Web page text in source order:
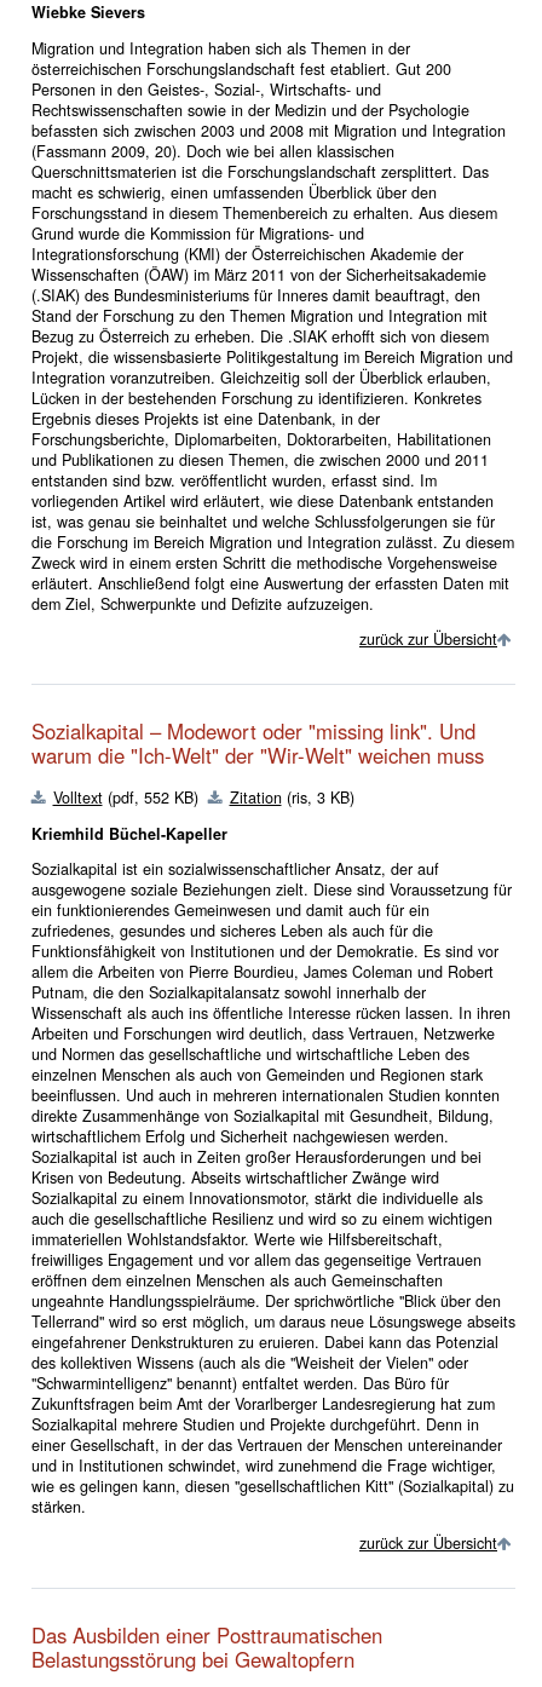
Wiebke Sievers
Migration und Integration haben sich als Themen in der
österreichischen Forschungslandschaft fest etabliert. Gut 200
Personen in den Geistes-, Sozial-, Wirtschafts- und
Rechtswissenschaften sowie in der Medizin und der Psychologie
befassten sich zwischen 2003 und 2008 mit Migration und Integration
(Fassmann 2009, 20). Doch wie bei allen klassischen
Querschnittsmaterien ist die Forschungslandschaft zersplittert. Das
macht es schwierig, einen umfassenden Überblick über den
Forschungsstand in diesem Themenbereich zu erhalten. Aus diesem
Grund wurde die Kommission für Migrations- und
Integrationsforschung (KMI) der Österreichischen Akademie der
Wissenschaften (ÖAW) im März 2011 von der Sicherheitsakademie
(.SIAK) des Bundesministeriums für Inneres damit beauftragt, den
Stand der Forschung zu den Themen Migration und Integration mit
Bezug zu Österreich zu erheben. Die .SIAK erhofft sich von diesem
Projekt, die wissensbasierte Politikgestaltung im Bereich Migration und
Integration voranzutreiben. Gleichzeitig soll der Überblick erlauben,
Lücken in der bestehenden Forschung zu identifizieren. Konkretes
Ergebnis dieses Projekts ist eine Datenbank, in der
Forschungsberichte, Diplomarbeiten, Doktorarbeiten, Habilitationen
und Publikationen zu diesen Themen, die zwischen 2000 und 2011
entstanden sind bzw. veröffentlicht wurden, erfasst sind. Im
vorliegenden Artikel wird erläutert, wie diese Datenbank entstanden
ist, was genau sie beinhaltet und welche Schlussfolgerungen sie für
die Forschung im Bereich Migration und Integration zulässt. Zu diesem
Zweck wird in einem ersten Schritt die methodische Vorgehensweise
erläutert. Anschließend folgt eine Auswertung der erfassten Daten mit
dem Ziel, Schwerpunkte und Defizite aufzuzeigen.
zurück zur Übersicht
Sozialkapital – Modewort oder "missing link". Und
warum die "Ich-Welt" der "Wir-Welt" weichen muss
Volltext(pdf, 552 KB) Zitation(ris, 3 KB)
Kriemhild Büchel-Kapeller
Sozialkapital ist ein sozialwissenschaftlicher Ansatz, der auf
ausgewogene soziale Beziehungen zielt. Diese sind Voraussetzung für
ein funktionierendes Gemeinwesen und damit auch für ein
zufriedenes, gesundes und sicheres Leben als auch für die
Funktionsfähigkeit von Institutionen und der Demokratie. Es sind vor
allem die Arbeiten von Pierre Bourdieu, James Coleman und Robert
Putnam, die den Sozialkapitalansatz sowohl innerhalb der
Wissenschaft als auch ins öffentliche Interesse rücken lassen. In ihren
Arbeiten und Forschungen wird deutlich, dass Vertrauen, Netzwerke
und Normen das gesellschaftliche und wirtschaftliche Leben des
einzelnen Menschen als auch von Gemeinden und Regionen stark
beeinflussen. Und auch in mehreren internationalen Studien konnten
direkte Zusammenhänge von Sozialkapital mit Gesundheit, Bildung,
wirtschaftlichem Erfolg und Sicherheit nachgewiesen werden.
Sozialkapital ist auch in Zeiten großer Herausforderungen und bei
Krisen von Bedeutung. Abseits wirtschaftlicher Zwänge wird
Sozialkapital zu einem Innovationsmotor, stärkt die individuelle als
auch die gesellschaftliche Resilienz und wird so zu einem wichtigen
immateriellen Wohlstandsfaktor. Werte wie Hilfsbereitschaft,
freiwilliges Engagement und vor allem das gegenseitige Vertrauen
eröffnen dem einzelnen Menschen als auch Gemeinschaften
ungeahnte Handlungsspielräume. Der sprichwörtliche "Blick über den
Tellerrand" wird so erst möglich, um daraus neue Lösungswege abseits
eingefahrener Denkstrukturen zu eruieren. Dabei kann das Potenzial
des kollektiven Wissens (auch als die "Weisheit der Vielen" oder
"Schwarmintelligenz" benannt) entfaltet werden. Das Büro für
Zukunftsfragen beim Amt der Vorarlberger Landesregierung hat zum
Sozialkapital mehrere Studien und Projekte durchgeführt. Denn in
einer Gesellschaft, in der das Vertrauen der Menschen untereinander
und in Institutionen schwindet, wird zunehmend die Frage wichtiger,
wie es gelingen kann, diesen "gesellschaftlichen Kitt" (Sozialkapital) zu
stärken.
zurück zur Übersicht
Das Ausbilden einer Posttraumatischen
Belastungsstörung bei Gewaltopfern